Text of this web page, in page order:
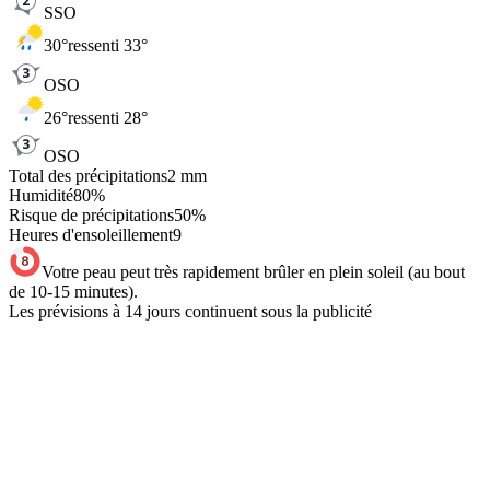
SSO
30°ressenti 33°
OSO
26°ressenti 28°
OSO
Total des précipitations2 mm
Humidité80%
Risque de précipitations50%
Heures d'ensoleillement9
Votre peau peut très rapidement brûler en plein soleil (au bout
de 10-15 minutes).
Les prévisions à 14 jours continuent sous la publicité